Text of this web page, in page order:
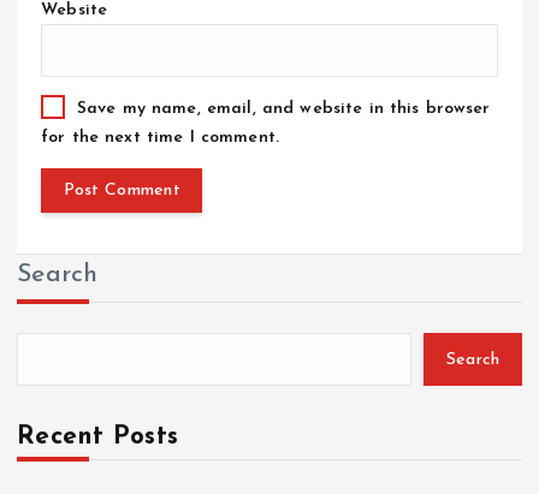
Website
Save my name, email, and website in this browser
for the next time I comment.
Search
Search
Recent Posts